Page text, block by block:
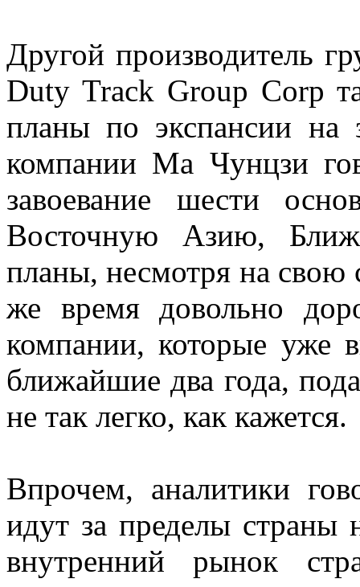
Другой производитель
Duty Track Group Corp
планы по экспансии на
компании Ма Чунцзи
завоевание шести
Восточную Азию,
планы, несмотря на свою
же время довольно
компании, которые уже
ближайшие два года,
не так легко, как кажется.
Впрочем, аналитики
идут за пределы
внутренний рынок